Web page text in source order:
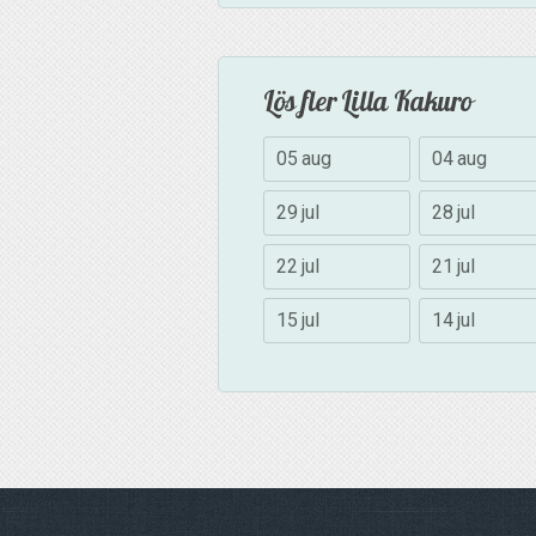
Lös fler Lilla Kakuro
05 aug 04 aug
29 jul 28 jul
22 jul 21 jul
15 jul 14 jul